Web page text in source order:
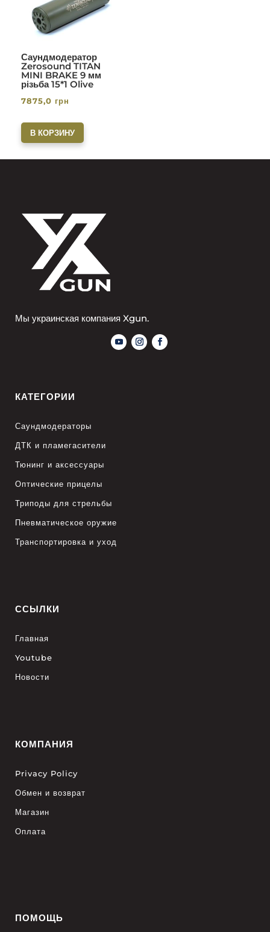
Саундмодератор
Zerosound TITAN
MINI BRAKE 9 мм
різьба 15*1 Olive
7875,0 грн
В КОРЗИНУ
Мы украинская компания Xgun.
КАТЕГОРИИ
Саундмодераторы
ДТК и пламегасители
Тюнинг и аксессуары
Оптические прицелы
Триподы для стрельбы
Пневматическое оружие
Транспортировка и уход
ССЫЛКИ
Главная
Youtube
Новости
КОМПАНИЯ
Privacy Policy
Обмен и возврат
Магазин
Оплата
ПОМОЩЬ